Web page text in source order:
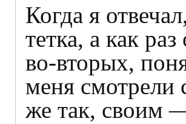
Когда я
тетка, а как
во-вторых,
меня смотрели
же так, своим